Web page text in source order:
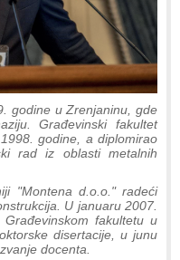
godine u Zrenjaninu, gde
Građevinski fakultet
godine, a diplomirao
rad iz oblasti metalnih
"Montena d.o.o." radeći
U januaru 2007.
fakultetu u
disertacije, u junu
docenta.